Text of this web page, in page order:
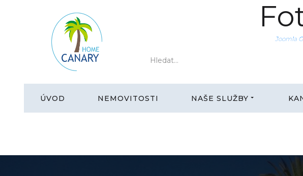
ÚVOD NEMOVITOSTI NAŠE SLUŽBY
Joomla